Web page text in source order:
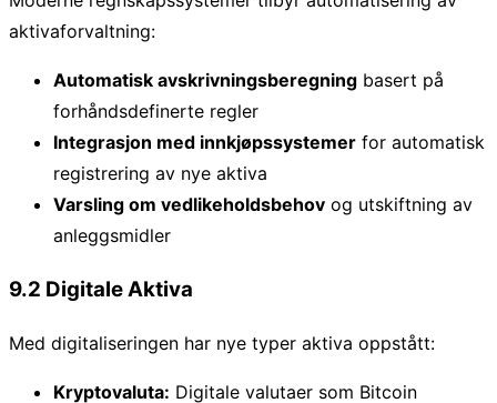
aktivaforvaltning:
Automatisk avskrivningsberegning basert på
forhåndsdefinerte regler
Integrasjon med innkjøpssystemer for automatisk
registrering av nye aktiva
Varsling om vedlikeholdsbehov og utskiftning av
anleggsmidler
9.2 Digitale Aktiva
Med digitaliseringen har nye typer aktiva oppstått:
Kryptovaluta: Digitale valutaer som Bitcoin